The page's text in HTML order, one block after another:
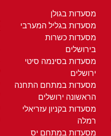
מסעדות בגולן
מסעדות בגליל המערבי
מסעדות כשרות
בירושלים
מסעדות בסינמה סיטי
ירושלים
מסעדות במתחם התחנה
הראשונה ירושלים
מסעדות בקניון עזריאלי
רמלה
מסעדות במתחם יס